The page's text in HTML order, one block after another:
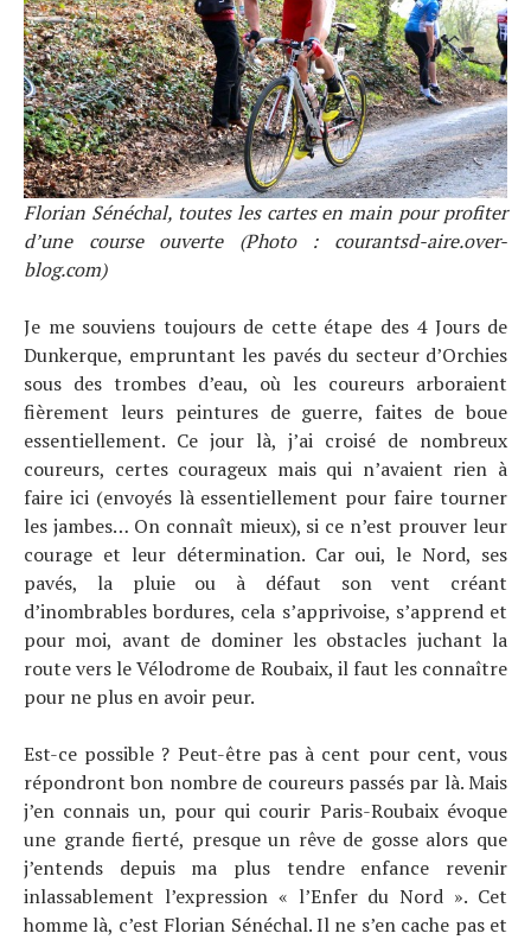
Florian Sénéchal, toutes les cartes en main pour profiter
d’une course ouverte (Photo : courantsd-aire.over-
blog.com)
Je me souviens toujours de cette étape des 4 Jours de
Dunkerque, empruntant les pavés du secteur d’Orchies
sous des trombes d’eau, où les coureurs arboraient
fièrement leurs peintures de guerre, faites de boue
essentiellement. Ce jour là, j’ai croisé de nombreux
coureurs, certes courageux mais qui n’avaient rien à
faire ici (envoyés là essentiellement pour faire tourner
les jambes… On connaît mieux), si ce n’est prouver leur
courage et leur détermination. Car oui, le Nord, ses
pavés, la pluie ou à défaut son vent créant
d’inombrables bordures, cela s’apprivoise, s’apprend et
pour moi, avant de dominer les obstacles juchant la
route vers le Vélodrome de Roubaix, il faut les connaître
pour ne plus en avoir peur.
Est-ce possible ? Peut-être pas à cent pour cent, vous
répondront bon nombre de coureurs passés par là. Mais
j’en connais un, pour qui courir Paris-Roubaix évoque
une grande fierté, presque un rêve de gosse alors que
j’entends depuis ma plus tendre enfance revenir
inlassablement l’expression « l’Enfer du Nord ». Cet
homme là, c’est Florian Sénéchal. Il ne s’en cache pas et